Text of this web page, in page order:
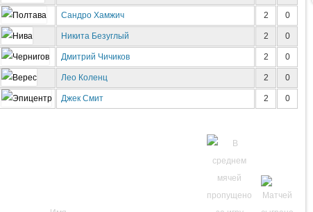
Сандро Хамжич 2 0
Никита Безуглый 2 0
Дмитрий Чичиков 2 0
Лео Коленц 2 0
Джек Смит 2 0